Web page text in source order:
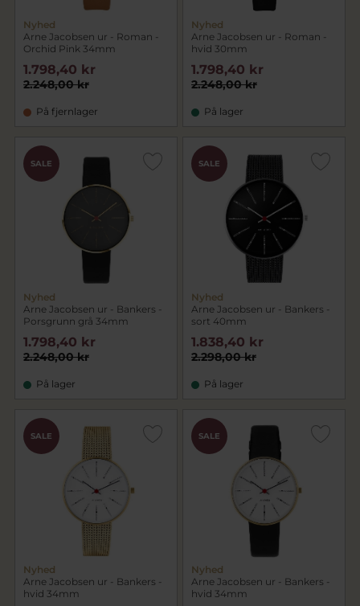
Nyhed
Arne Jacobsen ur - Roman -
Orchid Pink 34mm
2.248,00 kr
1.798,40 kr
På fjernlager
Nyhed
Arne Jacobsen ur - Roman -
hvid 30mm
2.248,00 kr
1.798,40 kr
På lager
SALE
Nyhed
Arne Jacobsen ur - Bankers -
Porsgrunn grå 34mm
2.248,00 kr
1.798,40 kr
På lager
SALE
Nyhed
Arne Jacobsen ur - Bankers -
sort 40mm
2.298,00 kr
1.838,40 kr
På lager
SALE
Nyhed
Arne Jacobsen ur - Bankers -
hvid 34mm
SALE
Nyhed
Arne Jacobsen ur - Bankers -
hvid 34mm